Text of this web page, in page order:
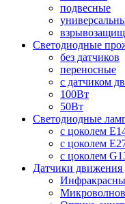
подвесные
Светодиодные
без датчиков
переносные
с датчиком
100Вт
50Вт
Светодиодные
с цоколем
с цоколем
с цоколем
Датчики движения